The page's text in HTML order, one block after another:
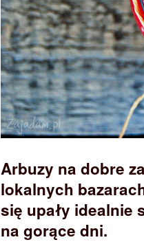
Arbuzy na dobre
lokalnych
się upały idealnie
na gorące dni.